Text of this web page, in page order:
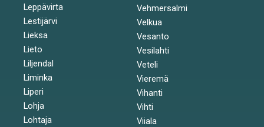
Leppävirta
Lestijärvi
Lieksa
Lieto
Liljendal
Liminka
Liperi
Lohja
Lohtaja
Vehmersalmi
Velkua
Vesanto
Vesilahti
Veteli
Vieremä
Vihanti
Vihti
Viiala